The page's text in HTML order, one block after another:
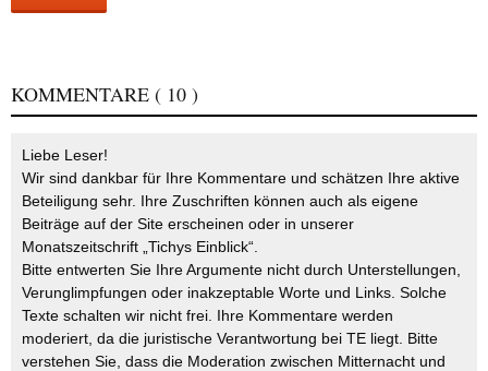
KOMMENTARE ( 10 )
Liebe Leser!
Wir sind dankbar für Ihre Kommentare und schätzen Ihre aktive
Beteiligung sehr. Ihre Zuschriften können auch als eigene
Beiträge auf der Site erscheinen oder in unserer
Monatszeitschrift „Tichys Einblick“.
Bitte entwerten Sie Ihre Argumente nicht durch Unterstellungen,
Verunglimpfungen oder inakzeptable Worte und Links. Solche
Texte schalten wir nicht frei. Ihre Kommentare werden
moderiert, da die juristische Verantwortung bei TE liegt. Bitte
verstehen Sie, dass die Moderation zwischen Mitternacht und